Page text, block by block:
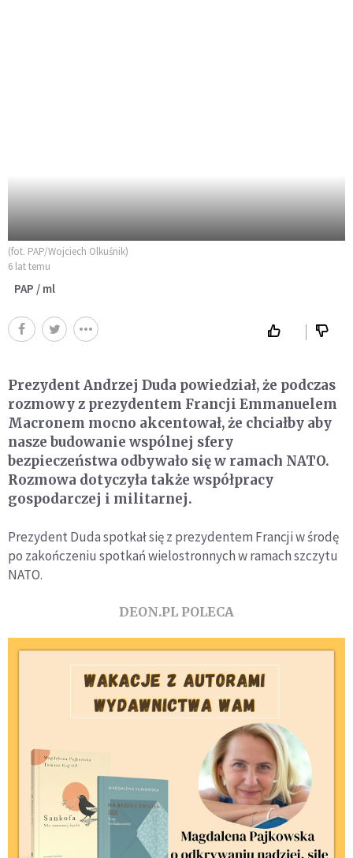
(fot. PAP/Wojciech Olkuśnik)
6 lat temu
PAP / ml
Prezydent Andrzej Duda powiedział, że podczas
rozmowy z prezydentem Francji Emmanuelem
Macronem mocno akcentował, że chciałby aby
nasze budowanie wspólnej sfery
bezpieczeństwa odbywało się w ramach NATO.
Rozmowa dotyczyła także współpracy
gospodarczej i militarnej.
Prezydent Duda spotkał się z prezydentem Francji w środę
po zakończeniu spotkań wielostronnych w ramach szczytu
NATO.
DEON.PL POLECA